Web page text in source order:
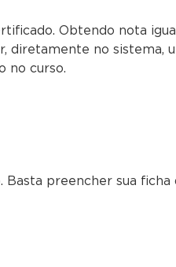
Obtendo nota
no sistema,
no curso.
Basta preencher sua ficha